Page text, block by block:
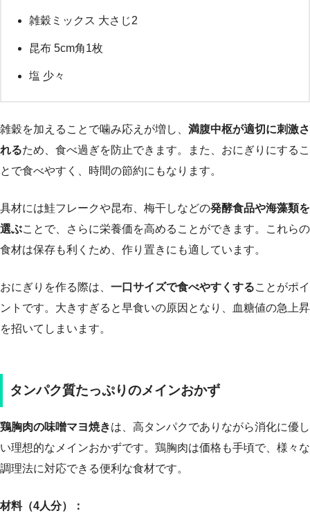
雑穀ミックス 大さじ2
昆布 5cm角1枚
塩 少々
雑穀を加えることで噛み応えが増し、 満腹中枢が適切に刺激さ
れるため、食べ過ぎを防止できます。また、おにぎりにするこ
とで食べやすく、時間の節約にもなります。
具材には鮭フレークや昆布、梅干しなどの発酵食品や海藻類を
選ぶことで、さらに栄養価を高めることができます。これらの
食材は保存も利くため、作り置きにも適しています。
おにぎりを作る際は、 一口サイズで食べやすくすることがポイ
ントです。大きすぎると早食いの原因となり、血糖値の急上昇
を招いてしまいます。
タンパク質たっぷりのメインおかず
鶏胸肉の味噌マヨ焼きは、高タンパクでありながら消化に優し
い理想的なメインおかずです。鶏胸肉は価格も手頃で、様々な
調理法に対応できる便利な食材です。
材料（4人分）：